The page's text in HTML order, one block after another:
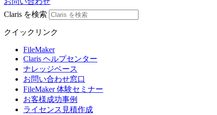
Claris を検索
クイックリンク
FileMaker
Claris ヘルプセンター
ナレッジベース
お問い合わせ窓口
FileMaker 体験セミナー
お客様成功事例
ライセンス見積作成